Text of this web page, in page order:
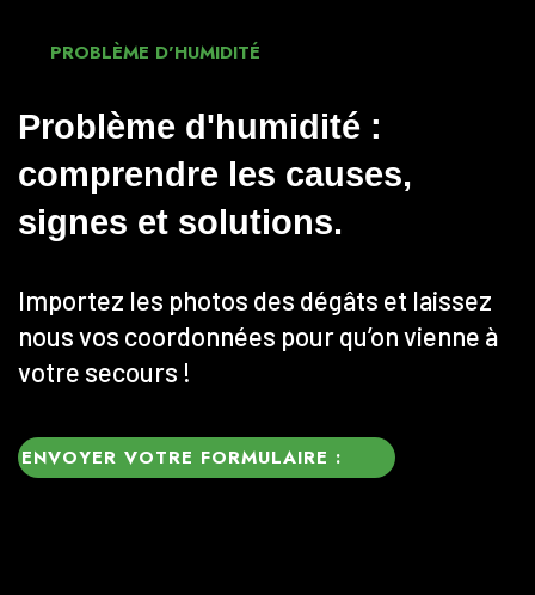
PROBLÈME D'HUMIDITÉ
Problème d'humidité :
comprendre les causes,
signes et solutions.
Importez les photos des dégâts et laissez
nous vos coordonnées pour qu’on vienne à
votre secours !
ENVOYER VOTRE FORMULAIRE :